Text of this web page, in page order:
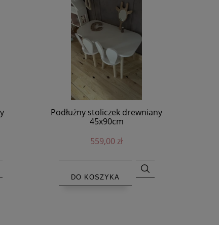
Podłużny stoliczek drewniany
45x90cm
559,00 zł
DO KOSZYKA